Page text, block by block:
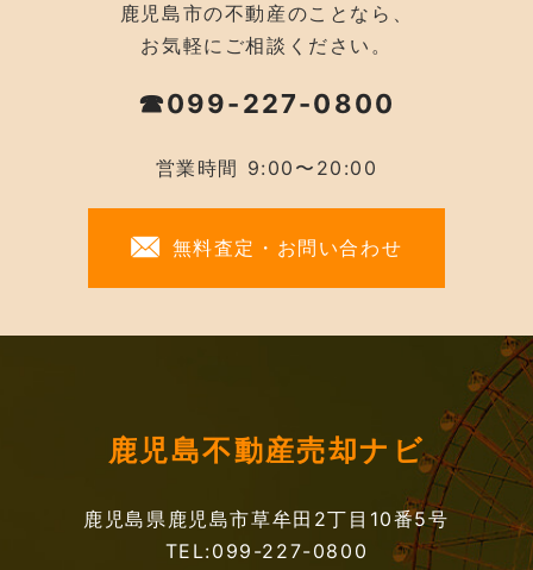
鹿児島市の不動産のことなら、
お気軽にご相談ください。
☎099-227-0800
営業時間 9:00〜20:00
無料査定・お問い合わせ
鹿児島不動産売却ナビ
鹿児島県鹿児島市草牟田2丁目10番5号
TEL:099-227-0800